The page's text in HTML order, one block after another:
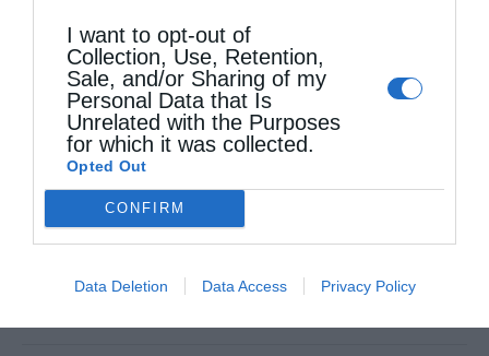
I want to opt-out of
Collection, Use, Retention,
Sale, and/or Sharing of my
Personal Data that Is
Unrelated with the Purposes
for which it was collected.
Opted Out
CONFIRM
Data Deletion Data Access Privacy Policy
ΜΟΙΡΑΣΟΥ 0
Προηγούμενο άρθρο
Αρχιερατική Θεία Λειτουργία στους σεισμόπληκτους στο
Εκθεσιακό Κέντρο Αρκαλοχωρίου
Τα ονομαστήρια του Μητροπολίτη Ναυπάκτου Ιεροθέου